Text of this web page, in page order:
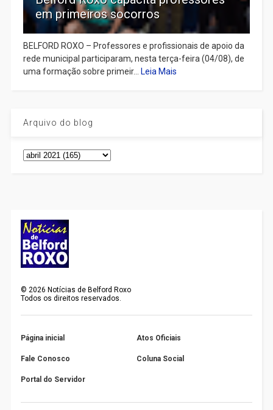
em primeiros socorros
BELFORD ROXO – Professores e profissionais de apoio da
rede municipal participaram, nesta terça-feira (04/08), de
uma formação sobre primeir...
Leia Mais
Arquivo do blog
©2026 Notícias de Belford Roxo
Todos os direitos reservados.
Página inicial Atos Oficiais
Fale Conosco Coluna Social
Portal do Servidor